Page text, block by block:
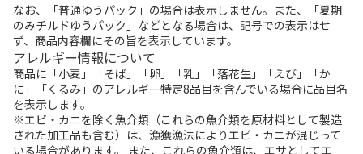
なお、「普通ゆうパック」の場合は表示しません。また、「夏期
のみチルドゆうパック」などとなる場合は、記号での表示はせ
ず、商品内容欄にその旨を表示しています。
アレルギー情報について
商品に「小麦」「そば」「卵」「乳」「落花生」「えび」「か
に」「くるみ」のアレルギー特定8品目を含んでいる場合に品目名
を表示します。
※エビ・カニを除く魚介類（これらの魚介類を原材料として製造
された加工品も含む）は、漁獲漁法によりエビ・カニが混じって
いる場合があります。 また、これらの魚介類は、エサとしてエ